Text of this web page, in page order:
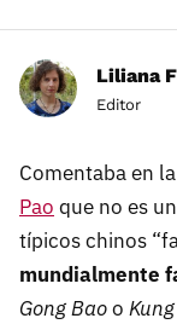
Liliana
Editor
Comentaba en
Pao que no es
típicos chinos
mundialmente
Gong Baoo